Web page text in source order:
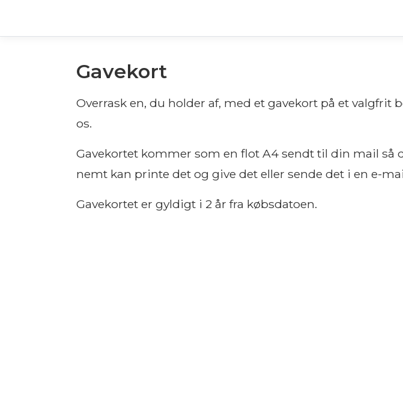
Gavekort
Overrask en, du holder af, med et gavekort på et valgfrit
os.
Gavekortet kommer som en flot A4 sendt til din mail så
nemt kan printe det og give det eller sende det i en e-
Gavekortet er gyldigt i 2 år fra købsdatoen.